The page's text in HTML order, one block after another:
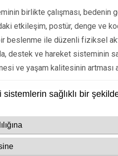
birlikte çalışması, bedenin
etkileşim, postür, denge ve
beslenme ile düzenli fiziksel
destek ve hareket
ve yaşam kalitesinin artması